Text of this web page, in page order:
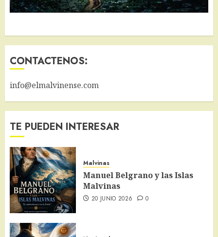
CONTACTENOS:
info@elmalvinense.com
TE PUEDEN INTERESAR
Malvinas
Manuel Belgrano y las Islas
Malvinas
20 JUNIO 2026 0